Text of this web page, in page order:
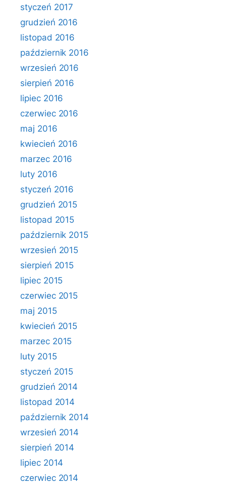
styczeń 2017
grudzień 2016
listopad 2016
październik 2016
wrzesień 2016
sierpień 2016
lipiec 2016
czerwiec 2016
maj 2016
kwiecień 2016
marzec 2016
luty 2016
styczeń 2016
grudzień 2015
listopad 2015
październik 2015
wrzesień 2015
sierpień 2015
lipiec 2015
czerwiec 2015
maj 2015
kwiecień 2015
marzec 2015
luty 2015
styczeń 2015
grudzień 2014
listopad 2014
październik 2014
wrzesień 2014
sierpień 2014
lipiec 2014
czerwiec 2014